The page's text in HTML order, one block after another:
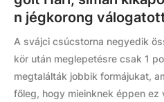
n jégkorong
A svájci csúcstorna negyedik
kör után meglepetésre csak 1
megtalálták jobbik formájukat,
főleg, hogy mieinknek éppen